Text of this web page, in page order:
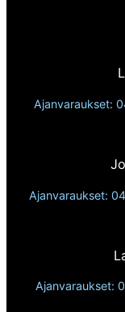
Ajanvaraukset:
Ajanvaraukset:
Ajanvaraukset: